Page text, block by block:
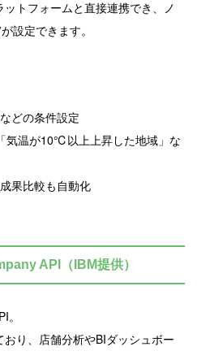
トフォームと直接連携でき、ノ
設定できます。
どの条件設定
気温が10℃以上上昇した地域」な
果比較も自動化
API（IBM提供）
り、店舗分析やBIダッシュボー